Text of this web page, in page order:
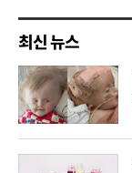
최신 뉴스